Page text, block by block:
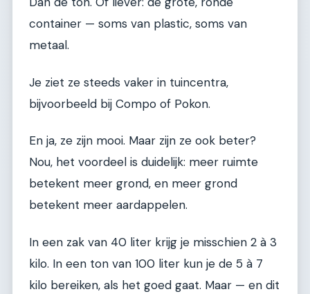
container — soms van plastic, soms van
metaal.
Je ziet ze steeds vaker in tuincentra,
bijvoorbeeld bij Compo of Pokon.
En ja, ze zijn mooi. Maar zijn ze ook beter?
Nou, het voordeel is duidelijk: meer ruimte
betekent meer grond, en meer grond
betekent meer aardappelen.
In een zak van 40 liter krijg je misschien 2 à 3
kilo. In een ton van 100 liter kun je de 5 à 7
kilo bereiken, als het goed gaat. Maar — en dit